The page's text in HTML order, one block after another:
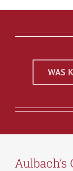
WAS